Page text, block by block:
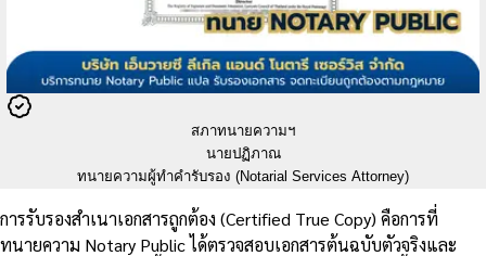
สภาทนายความฯ
นายปฏิภาณ
ทนายความผู้ทำคำรับรอง (Notarial Services Attorney)
การรับรองสำเนาเอกสารถูกต้อง (Certified True Copy) คือการที่
ทนายความ Notary Public ได้ตรวจสอบเอกสารต้นฉบับตัวจริงและ